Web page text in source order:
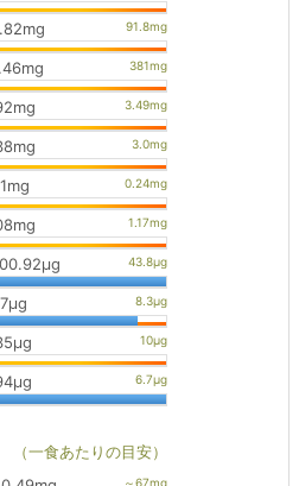
（一食あたりの目安）